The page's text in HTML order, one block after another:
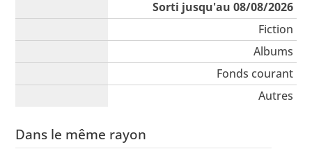
Sorti jusqu'au 08/08/2026
Fiction
Albums
Fonds courant
Autres
Dans le même rayon